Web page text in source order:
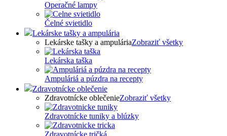
Operačné lampy
Čelné svietidlo
Lekárske tašky a ampulária
Lekárske tašky a ampuláriaZobraziť všetky
Lekárska taška
Ampuláriá a púzdra na recepty
Zdravotnícke oblečenie
Zdravotnícke oblečenieZobraziť všetky
Zdravotnícke tuniky a blúzky
Zdravotnícke tričká